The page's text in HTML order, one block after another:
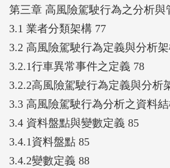
但影像辨識模組須因應市區道路
種多樣等特性進行調整與再訓練。
最終，本期開發完成的駕駛風險
事件警示儀表板、駕駛風險綜合
計算與個人行為趨勢追蹤等功能
時發現高風險駕駛與路段，並進
統除可顯著降低資料處理成本，
具科學依據之空間風險分析工具。
第三章 高風險駕駛行為之分析與
3.1 業者分類架構 77
3.2 高風險駕駛行為定義與分析
3.2.1行車異常事件之定義 78
3.2.2高風險駕駛行為定義與分析
3.3 高風險駕駛行為分析之資料結
3.4 資料盤點與變數定義 85
3.4.1資料盤點 85
3.4.2變數定義 88